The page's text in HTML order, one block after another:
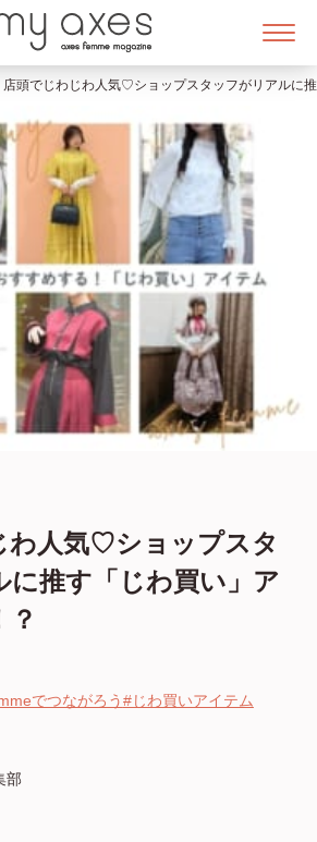
店頭でじわじわ人気♡ショップスタッフがリアルに
わ人気♡ショップスタ
に推す「じわ買い」ア
？
でつながろう#じわ買いアイテム
部